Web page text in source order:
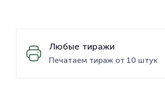
Любые тиражи
Печатаем тираж от 10 штук